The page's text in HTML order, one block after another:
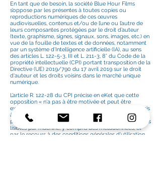
En tant que de besoin, la société Blue Hour Films
s’oppose par les présentes à toutes copies ou
reproductions numériques de ces œuvres
audiovisuelles, contenus et/ou de l’une ou l’autre de
leurs composantes protégées par le droit d’auteur
(texte, graphisme, signes, signaux, sons, images, etc.) en
vue de la fouille de textes et de données, notamment
par un système d’Intelligence artificielle (IA), au sens
des articles L. 122-5-3, III et L. 211-3, 8° du Code de la
propriété intellectuelle (CPI) portant transposition de la
Directive (UE) 2019/790 du 17 avril 2019 sur le droit
d'auteur et les droits voisins dans le marché unique
numérique.
L’article R. 122-28 du CPI précise en eKet que cette
opposition « n'a pas à être motivée et peut être
exprimée par tout moyen. Dans le cas de contenus mis
à la disposition du public en ligne, cette opposition
peut notamment être exprimée au moyen de procédés
lisibles par machine, y compris des métadonnées, et
par le recours à des conditions générales d'utilisation